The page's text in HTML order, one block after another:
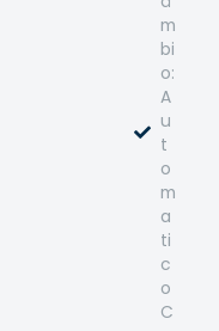
m
bi
o:
A
u
t
o
m
a
ti
c
o
C